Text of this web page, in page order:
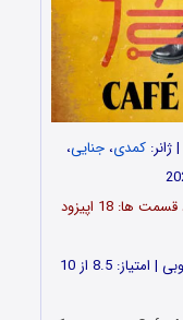
| ژانر: کمدی، جنایی،
| زیرنویس فارسی: دارد | تعداد قسمت‌‌ ها: 18 اپیزود